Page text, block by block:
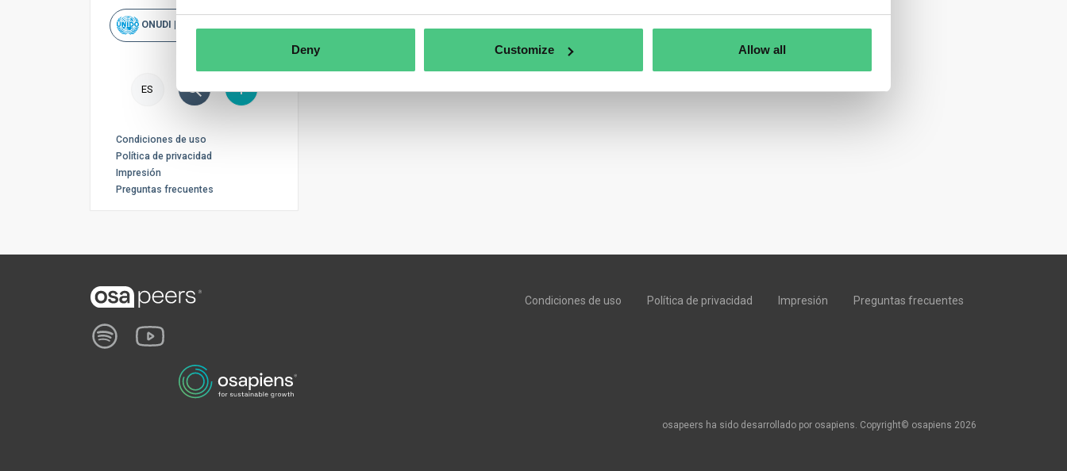
Deny Customize Allow all
ONUDI | Rapid Scan
ES
Condiciones de uso
Política de privacidad
Impresión
Preguntas frecuentes
Condiciones de uso Política de privacidad Impresión Preguntas frecuentes
osapeers ha sido desarrollado por osapiens. Copyright© osapiens 2026